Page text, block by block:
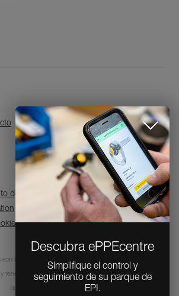
Descubra ePPEcentre
Simplifique el control y
seguimiento de su parque de
EPI.
de datos personales y gestión de cookies
son intrínsecamente peligrosas. Cada usuario debe haber
tener las competencias para la utilización de los equipos
durante estas actividades.